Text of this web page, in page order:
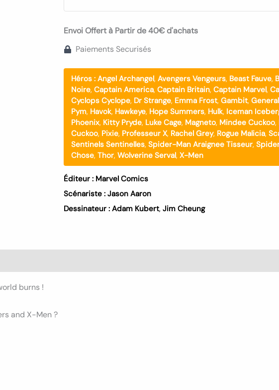
Envoi Offert à Partir de 40€ d'achats
Paiements Securisés
Héros : Angel Archangel, Avengers Vengeurs, Beast Fauve,
Noire, Captain America, Captain Britain, Captain Marvel,
Cyclops Cyclope, Dr Strange, Emma Frost, Gambit,
Pym, Havok, Hawkeye, Hope Summers, Hulk, Iceman
Phoenix, Kitty Pryde, Luke Cage, Magneto, Mindee Cuckoo,
Cuckoo, Pixie, Professeur X, Rachel Grey, Rogue Malicia,
Sentinels Sentinelles, Spider-Man Araignee Tisseur,
Chose, Thor, Wolverine Serval, X-Men
Éditeur : Marvel Comics
Scénariste : Jason Aaron
Dessinateur : Adam Kubert, Jim Cheung
burns !
and X-Men ?